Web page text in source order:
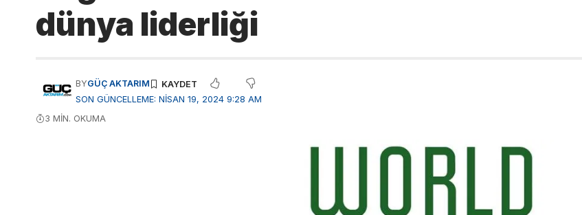
dünya liderliği
SON GÜNCELLEME: NISAN 19, 2024 9:28 AM
BYGÜÇ AKTARIM
3 MIN. OKUMA